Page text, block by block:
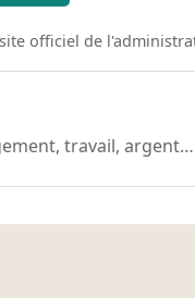
officiel de
travail, argent…